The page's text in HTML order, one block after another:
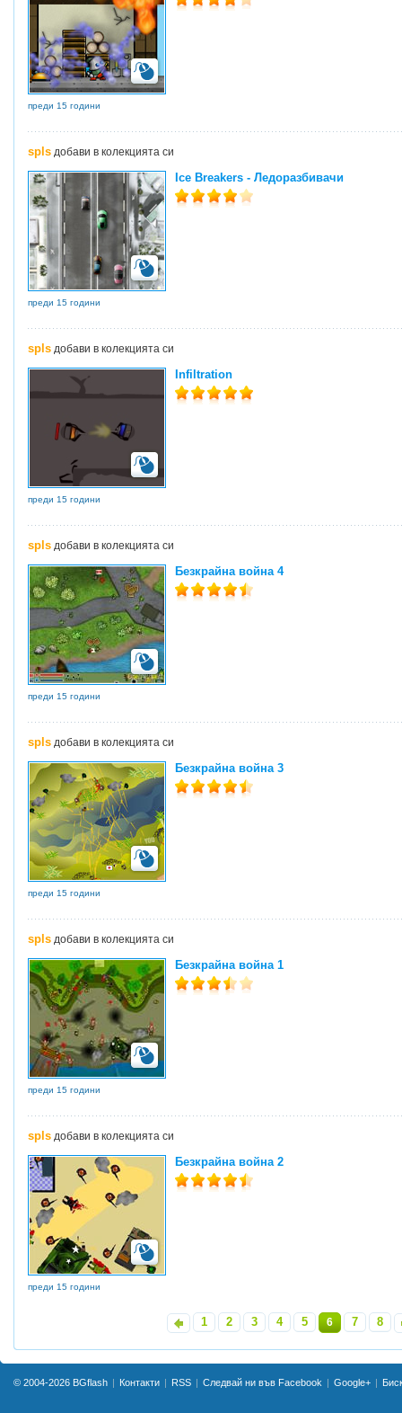
преди 15 години
spls добави в колекцията си
Ice Breakers - Ледоразбивачи
преди 15 години
spls добави в колекцията си
Infiltration
преди 15 години
spls добави в колекцията си
Безкрайна война 4
преди 15 години
spls добави в колекцията си
Безкрайна война 3
преди 15 години
spls добави в колекцията си
Безкрайна война 1
преди 15 години
spls добави в колекцията си
Безкрайна война 2
преди 15 години
1 2 3 4 5 6 7 8»
© 2004-2026 BGflash Контакти RSS Следвай ни във Facebook Google+